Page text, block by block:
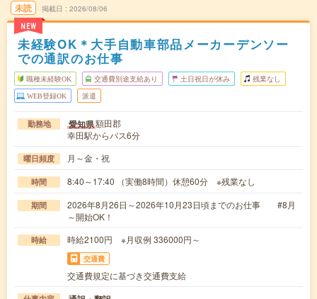
未読
NEW
掲載日 2026/08/06
未経験OK＊大手自動車部品メーカーデンソー
での通訳のお仕事
職種未経験OK 交通費別途支給あり 土日祝日が休み 残業なし
WEB登録OK 派遣
勤務地 愛知県額田郡
幸田駅からバス6分
曜日頻度 月～金・祝
時間 8:40～17:40 （実働8時間）休憩60分 ※残業なし
期間
2026年8月26日～2026年10月23日頃までのお仕事 #8月
～開始OK！
時給 時給2100円 ※月収例 336000円～
交通費
交通費規定に基づき交通費支給